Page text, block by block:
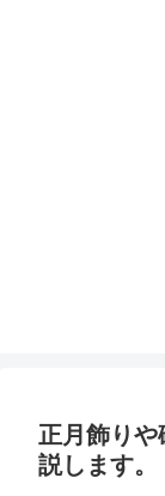
正月飾り
説します。